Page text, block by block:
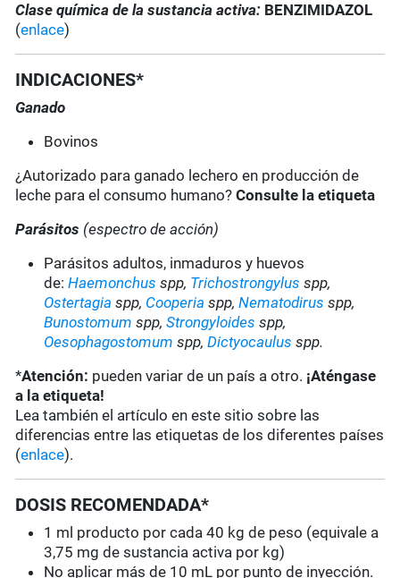
Clase química de la sustancia activa: BENZIMIDAZOL
(enlace)
INDICACIONES*
Ganado
Bovinos
¿Autorizado para ganado lechero en producción de
leche para el consumo humano?Consulte la etiqueta
Parásitos (espectro de acción)
Parásitos adultos, inmaduros y huevos
de:Haemonchus spp, Trichostrongylus spp,
Ostertagia spp, Cooperia spp,Nematodirus spp,
Bunostomum spp,Strongyloides spp,
Oesophagostomumspp,Dictyocaulus spp.
*Atención: pueden variar de un país a otro. ¡Aténgase
a la etiqueta!
Lea también el artículo en este sitio sobre las
diferencias entre las etiquetas de los diferentes países
(enlace).
DOSIS RECOMENDADA*
1 ml producto por cada 40 kg de peso (equivale a
3,75 mg de sustancia activa por kg)
No aplicar más de 10 mL por punto de inyección.